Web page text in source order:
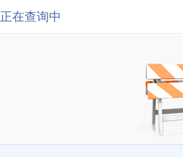
正在查询中